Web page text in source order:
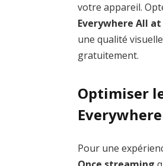
votre appareil.
Everywhere All at
une qualité
gratuitement.
Optimiser
Pour une